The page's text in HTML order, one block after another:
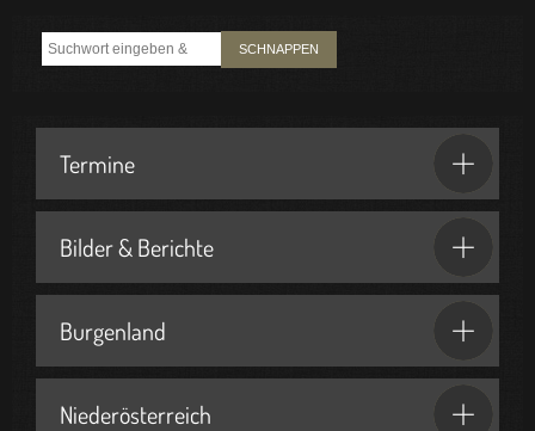
SCHNAPPEN
Termine
Bilder & Berichte
Burgenland
Niederösterreich